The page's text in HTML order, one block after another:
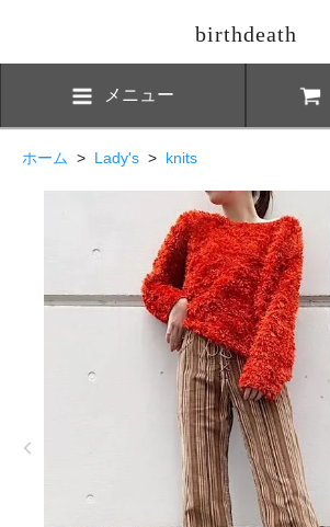
birthdeath
メニュー
ホーム > Lady's > knits